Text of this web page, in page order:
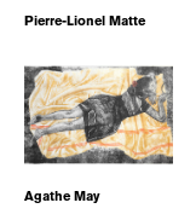
Pierre-Lionel Matte
Agathe May